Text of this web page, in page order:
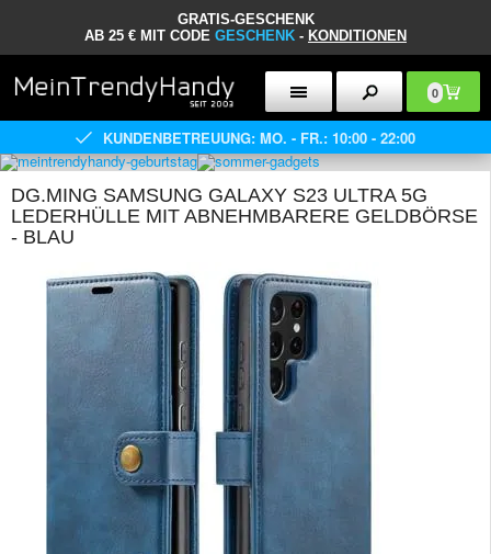
GRATIS-GESCHENK
AB 25 € MIT CODE GESCHENK - KONDITIONEN
0
KUNDENBETREUUNG: MO. - FR.: 10:00 - 22:00
DG.MING SAMSUNG GALAXY S23 ULTRA 5G
LEDERHÜLLE MIT ABNEHMBARERE GELDBÖRSE
- BLAU